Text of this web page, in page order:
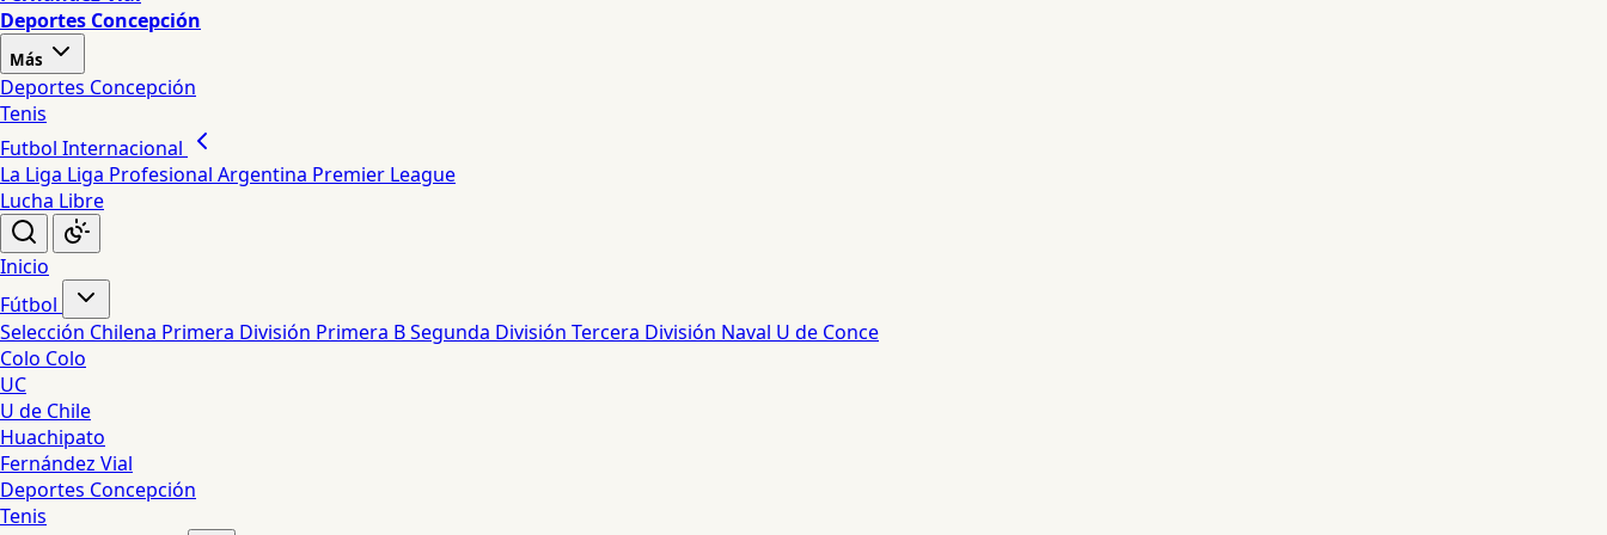
Deportes Concepción
Más
Deportes Concepción
Tenis
Futbol Internacional
La Liga Liga Profesional Argentina Premier League
Lucha Libre
Inicio
Fútbol
Selección Chilena Primera División Primera BSegunda División Tercera División Naval U de Conce
Colo Colo
UC
U de Chile
Huachipato
Fernández Vial
Deportes Concepción
Tenis